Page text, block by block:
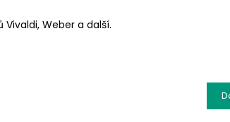
Weber a další.